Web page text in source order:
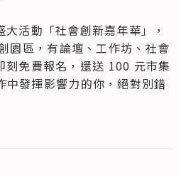
活動「社會創新嘉年華」，
園區，有論壇、工作坊、社會
刻免費報名，還送 100 元市集
發揮影響力的你，絕對別錯